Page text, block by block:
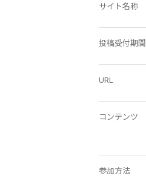
サイト名称
投稿受付期間
URL
コンテンツ
参加方法